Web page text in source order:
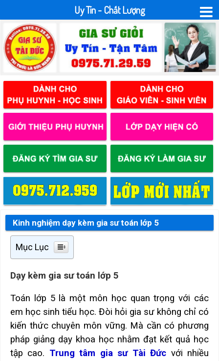
Kinh nghiệm dạy kèm gia sư toán lớp 5
Mục Lục
Dạy kèm gia sư toán lớp 5
Toán lớp 5 là một môn học quan trọng với các
em học sinh tiểu học. Đòi hỏi gia sư không chỉ có
kiến thức chuyên môn vững. Mà cần có phương
pháp giảng dạy khoa học nhằm đạt kết quả học
tập cao. Trung tâm gia sư Tài Đức với nhiều
Uy Tín - Chất Lượng